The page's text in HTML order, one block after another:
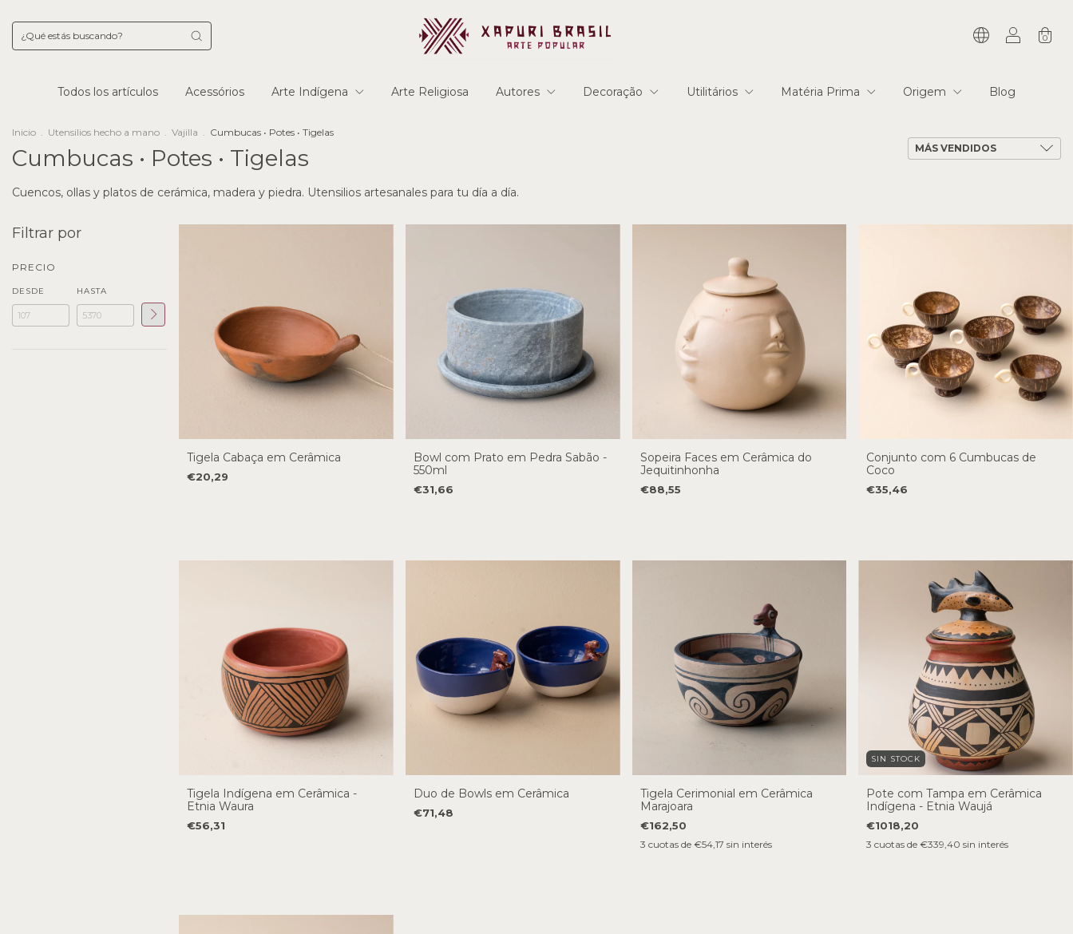
0
Todos los artículos Acessórios Arte Indígena Arte Religiosa Autores Decoração Utilitários Matéria Prima Origem Blog
Inicio . Utensilios hecho a mano . Vajilla . Cumbucas • Potes • Tigelas
Cumbucas • Potes • Tigelas
Cuencos, ollas y platos de cerámica, madera y piedra. Utensilios artesanales para tu día a día.
Filtrar por
PRECIO
DESDE HASTA
Tigela Cabaça em Cerâmica
€20,29
Bowl com Prato em Pedra Sabão -
550ml
€31,66
Sopeira Faces em Cerâmica do
Jequitinhonha
€88,55
Conjunto com 6 Cumbucas de
Coco
€35,46
Tigela Indígena em Cerâmica -
Etnia Waura
€56,31
Duo de Bowls em Cerâmica
€71,48
Tigela Cerimonial em Cerâmica
Marajoara
€162,50
3 cuotas de €54,17 sin interés
SIN STOCK
Pote com Tampa em Cerâmica
Indígena - Etnia Waujá
€1018,20
3 cuotas de€339,40 sin interés